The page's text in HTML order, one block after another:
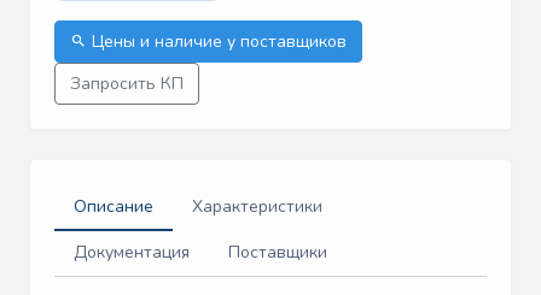
Цены и наличие у поставщиков
Запросить КП
Описание
Характеристики
Документация
Поставщики